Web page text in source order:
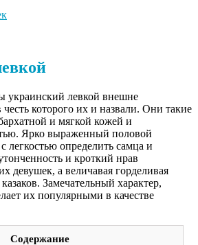
украинский левкой внешне
которого их и назвали. Они такие
и мягкой кожей и
Ярко выраженный половой
легкостью определить самца и
и кроткий нрав
девушек, а величавая горделивая
Замечательный характер,
их популярными в качестве
Содержание